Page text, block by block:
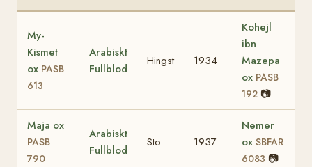
My-
Kismet
ox PASB
613
Arabiskt
Fullblod
Hingst 1934
Kohejl
ibn
Mazepa
ox PASB
192 📷
Maja ox
PASB
790
Arabiskt
Fullblod
Sto 1937
Nemer
ox SBFAR
6083 📷